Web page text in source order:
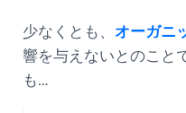
少なくとも、 オーガニ
響を与えないとのこと
も…